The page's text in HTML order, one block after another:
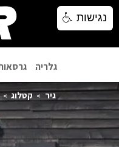
גלריה
גיר קטלוג
נגישות
נגישות